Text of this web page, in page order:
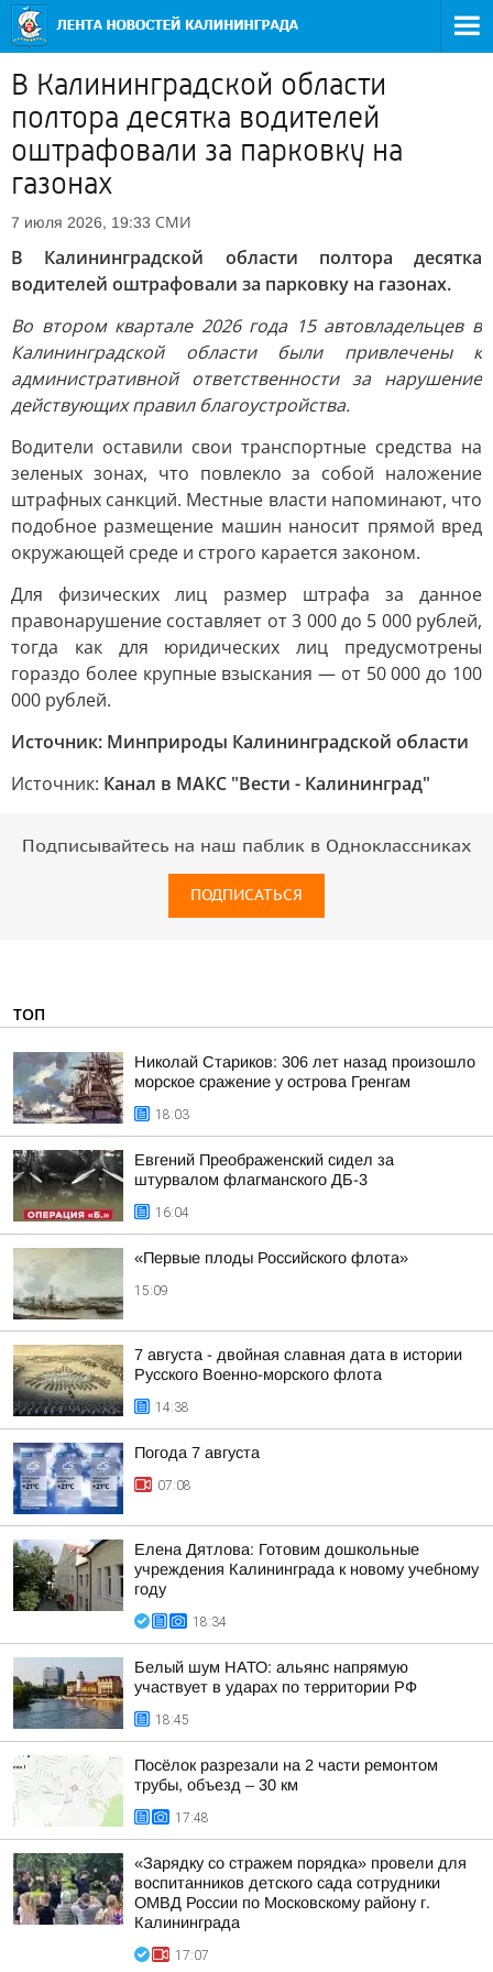
В Калининградской области
полтора десятка водителей
оштрафовали за парковку на
газонах
7 июля 2026, 19:33 СМИ
В Калининградской области полтора десятка
водителей оштрафовали за парковку на газонах.
Во втором квартале 2026 года 15 автовладельцев в
Калининградской области были привлечены к
административной ответственности за нарушение
действующих правил благоустройства.
Водители оставили свои транспортные средства на
зеленых зонах, что повлекло за собой наложение
штрафных санкций. Местные власти напоминают, что
подобное размещение машин наносит прямой вред
окружающей среде и строго карается законом.
Для физических лиц размер штрафа за данное
правонарушение составляет от 3 000 до 5 000 рублей,
тогда как для юридических лиц предусмотрены
гораздо более крупные взыскания — от 50 000 до 100
000 рублей.
Источник: Минприроды Калининградской области
Источник: Канал в МАКС "Вести - Калининград"
Подписывайтесь на наш паблик в Одноклассниках
ПОДПИСАТЬСЯ
ТОП
Николай Стариков: 306 лет назад произошло
морское сражение у острова Гренгам
18:03
Евгений Преображенский сидел за
штурвалом флагманского ДБ-3
16:04
«Первые плоды Российского флота»
15:09
7 августа - двойная славная дата в истории
Русского Военно-морского флота
14:38
Погода 7 августа
07:08
Елена Дятлова: Готовим дошкольные
учреждения Калининграда к новому учебному
году
18:34
Белый шум НАТО: альянс напрямую
участвует в ударах по территории РФ
18:45
Посёлок разрезали на 2 части ремонтом
трубы, объезд – 30 км
17:48
«Зарядку со стражем порядка» провели для
воспитанников детского сада сотрудники
ОМВД России по Московскому району г.
Калининграда
17:07